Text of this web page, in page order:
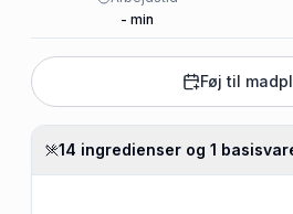
- min
Føj til
14 ingredienser og 1